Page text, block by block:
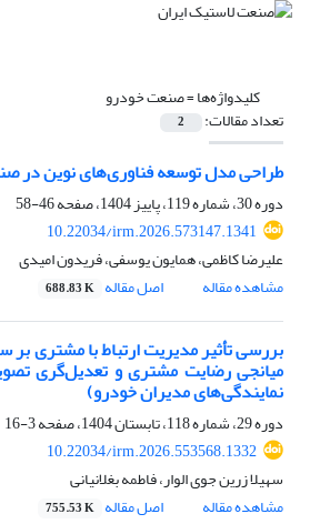
کلیدواژه‌ها =صنعت خودرو
تعداد مقالات: 2
طراحی مدل توسعه فناوری‌های نوین در
دوره 30، شماره 119، پاییز 1404، صفحه
46-58
10.22034/irm.2026.573147.1341
علیرضا کاظمی، همایون یوسفی، فریدون امیدی
مشاهده مقاله
اصل مقاله 688.83 K
بررسی تأثیر مدیریت ارتباط با مشتری
میانجی رضایت مشتری و تعدیل‌گری
نمایندگی‌های مدیران خودرو)
دوره 29، شماره 118، تابستان 1404، صفحه
3-16
10.22034/irm.2026.553568.1332
سهیلا زرین جوی الوار، فاطمه بغلانیانی
مشاهده مقاله
اصل مقاله 755.53 K